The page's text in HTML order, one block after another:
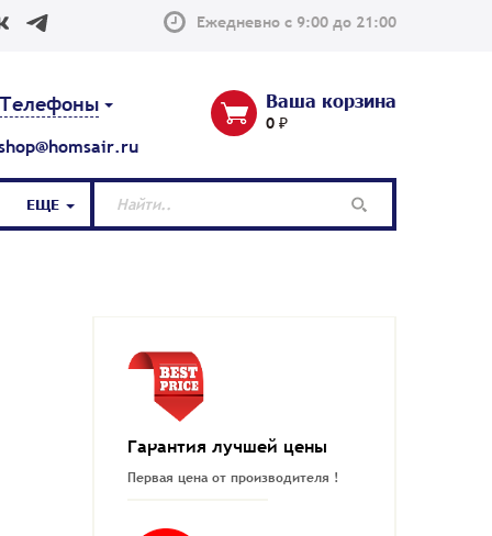
Ежедневно с 9:00 до 21:00
Телефоны Ваша корзина
0 ₽
Гарантия лучшей цены
Первая цена от производителя !
ЕЩЕ